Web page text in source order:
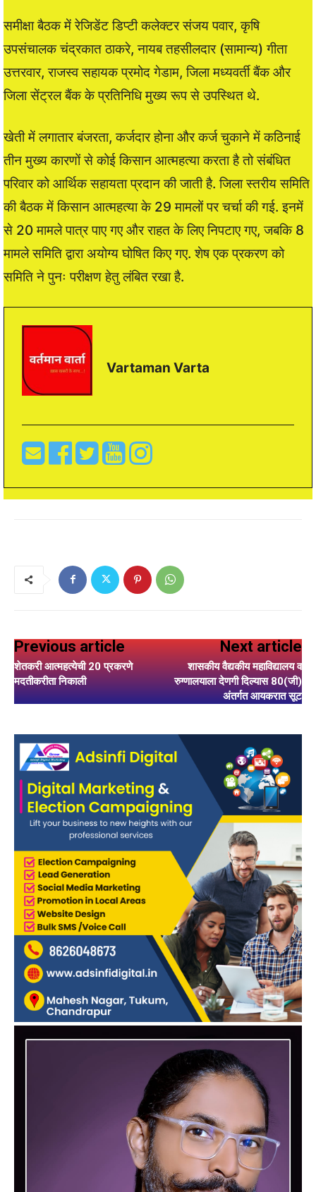
समीक्षा बैठक में रेजिडेंट डिप्टी कलेक्टर संजय पवार, कृषि
उपसंचालक चंद्रकात ठाकरे, नायब तहसीलदार (सामान्य) गीता
उत्तरवार, राजस्व सहायक प्रमोद गेडाम, जिला मध्यवर्ती बैंक और
जिला सेंट्रल बैंक के प्रतिनिधि मुख्य रूप से उपस्थित थे.
खेती में लगातार बंजरता, कर्जदार होना और कर्ज चुकाने में कठिनाई
तीन मुख्य कारणों से कोई किसान आत्महत्या करता है तो संबंधित
परिवार को आर्थिक सहायता प्रदान की जाती है. जिला स्तरीय समिति
की बैठक में किसान आत्महत्या के 29 मामलों पर चर्चा की गई. इनमें
से 20 मामले पात्र पाए गए और राहत के लिए निपटाए गए, जबकि 8
मामले समिति द्वारा अयोग्य घोषित किए गए. शेष एक प्रकरण को
समिति ने पुनः परीक्षण हेतु लंबित रखा है.
Vartaman Varta
Previous article
शेतकरी आत्महत्येची 20 प्रकरणे
मदतीकरीता निकाली
Next article
शासकीय वैद्यकीय महाविद्यालय व
रुग्णालयाला देणगी दिल्यास 80(जी)
अंतर्गत आयकरात सूट